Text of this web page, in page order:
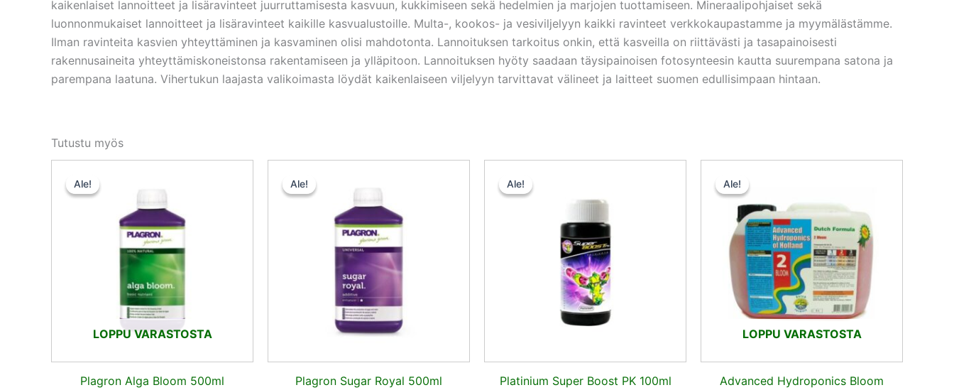
kaikenlaiset lannoitteet ja lisäravinteet juurruttamisesta kasvuun, kukkimiseen sekä hedelmien ja marjojen tuottamiseen. Mineraalipohjaiset sekä
luonnonmukaiset lannoitteet ja lisäravinteet kaikille kasvualustoille. Multa-, kookos- ja vesiviljelyyn kaikki ravinteet verkkokaupastamme ja myymälästämme.
Ilman ravinteita kasvien yhteyttäminen ja kasvaminen olisi mahdotonta. Lannoituksen tarkoitus onkin, että kasveilla on riittävästi ja tasapainoisesti
rakennusaineita yhteyttämiskoneistonsa rakentamiseen ja ylläpitoon. Lannoituksen hyöty saadaan täysipainoisen fotosynteesin kautta suurempana satona ja
parempana laatuna. Vihertukun laajasta valikoimasta löydät kaikenlaiseen viljelyyn tarvittavat välineet ja laitteet suomen edullisimpaan hintaan.
Tutustu myös
Ale!
LOPPU VARASTOSTA
Ale!
Plagron Alga Bloom 500ml
oli:
10,50 €.
Ale!
Ale!
Plagron Sugar Royal 500ml
oli:
40,50 €.
Ale!
Ale!
Platinium Super Boost PK 100ml
16,50 €.
Ale!
LOPPU VARASTOSTA
Ale!
Advanced Hydroponics Bloom
38,50 €.34,65 €.